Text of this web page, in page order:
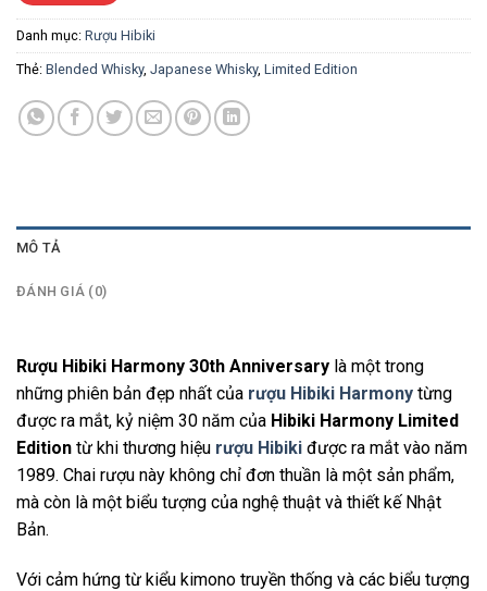
Danh mục: Rượu Hibiki
Thẻ: Blended Whisky, Japanese Whisky, Limited Edition
MÔ TẢ
ĐÁNH GIÁ (0)
Rượu Hibiki Harmony 30th Anniversary là một trong
những phiên bản đẹp nhất của rượu Hibiki Harmony từng
được ra mắt, kỷ niệm 30 năm của Hibiki Harmony Limited
Edition từ khi thương hiệu rượu Hibiki được ra mắt vào năm
1989. Chai rượu này không chỉ đơn thuần là một sản phẩm,
mà còn là một biểu tượng của nghệ thuật và thiết kế Nhật
Bản.
Với cảm hứng từ kiểu kimono truyền thống và các biểu tượng